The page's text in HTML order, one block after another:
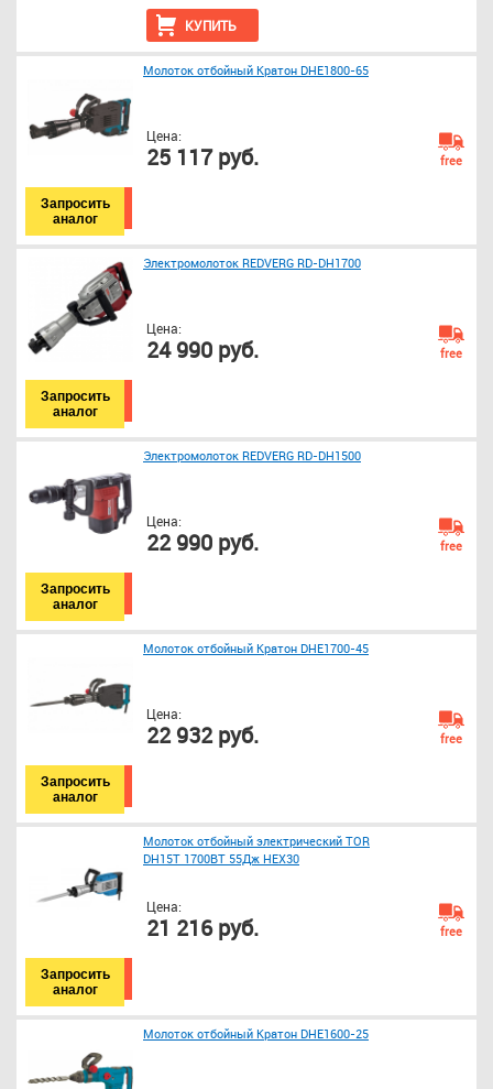
КУПИТЬ
Молоток отбойный Кратон DHE1800-65
Цена:
25 117 руб.
Запросить
аналог
free
Электромолоток REDVERG RD-DH1700
Цена:
24 990 руб.
Запросить
аналог
free
Электромолоток REDVERG RD-DH1500
Цена:
22 990 руб.
Запросить
аналог
free
Молоток отбойный Кратон DHE1700-45
Цена:
22 932 руб.
Запросить
аналог
free
Молоток отбойный электрический ТОR
DH15T 1700ВТ 55Дж HEX30
Цена:
21 216 руб.
Запросить
аналог
free
Молоток отбойный Кратон DHE1600-25